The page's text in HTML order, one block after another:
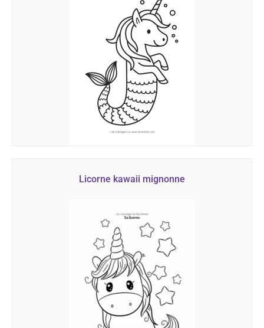
Licorne kawaii mignonne